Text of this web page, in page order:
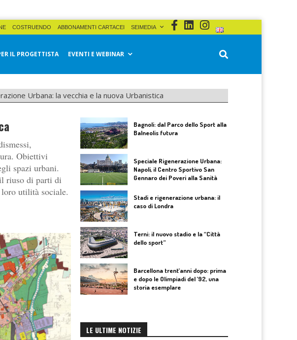
COSTRUENDO ABBONAMENTI CARTACEI SEIMEDIA
IL PROGETTISTA EVENTI E WEBINAR
Urbana: la vecchia e la nuova Urbanistica
Obiettivi
spazi urbani.
riuso di parti di
utilità sociale.
Bagnoli: dal Parco dello Sport alla
Balneolis futura
Speciale Rigenerazione Urbana:
Napoli, il Centro Sportivo San
Gennaro dei Poveri alla Sanità
Stadi e rigenerazione urbana: il
caso di Londra
Terni: il nuovo stadio e la “Città
dello sport”
Barcellona trent’anni dopo: prima
e dopo le Olimpiadi del ’92, una
storia esemplare
LE ULTIME NOTIZIE